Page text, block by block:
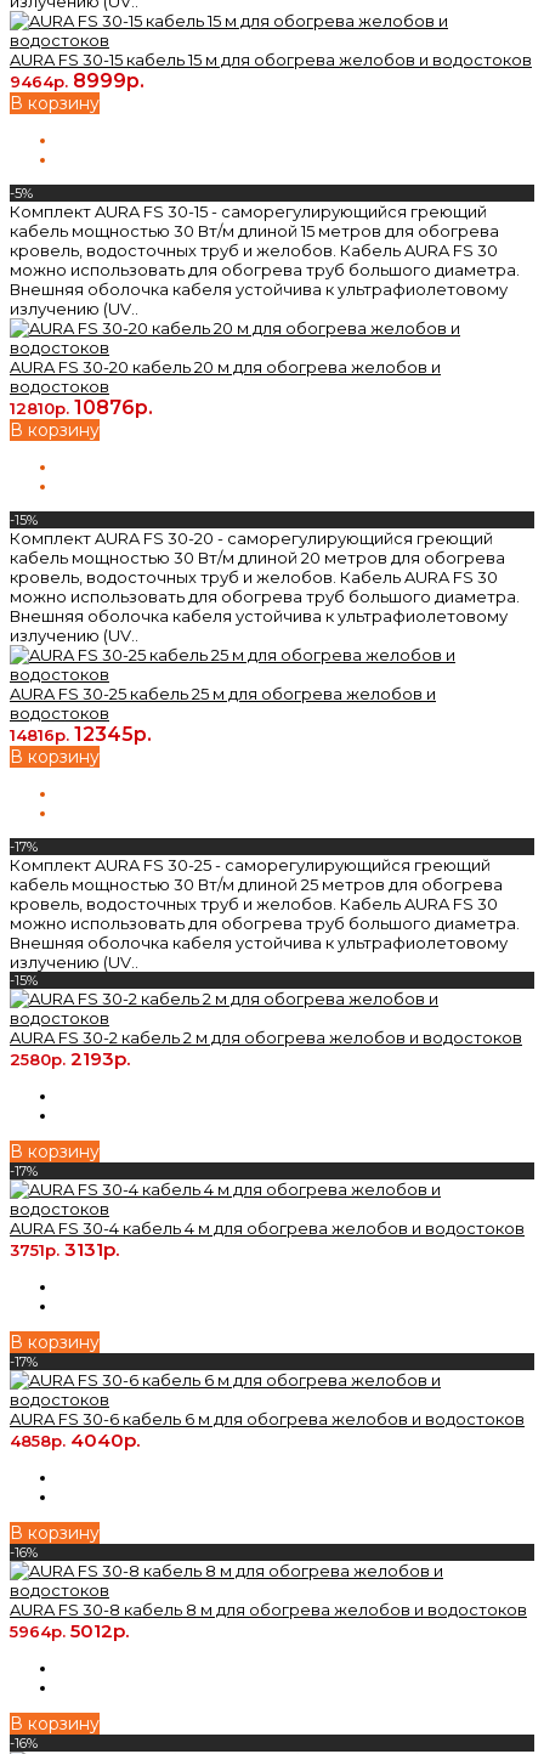
AURA FS 30-15 кабель 15 м для обогрева желобов и водостоков
9464р. 8999р.
В корзину
-5%
Комплект AURA FS 30-15 - саморегулирующийся греющий
кабель мощностью 30 Вт/м длиной 15 метров для обогрева
кровель, водосточных труб и желобов. Кабель AURA FS 30
можно использовать для обогрева труб большого диаметра.
Внешняя оболочка кабеля устойчива к ультрафиолетовому
излучению (UV..
AURA FS 30-20 кабель 20 м для обогрева желобов и
водостоков
12810р. 10876р.
В корзину
-15%
Комплект AURA FS 30-20 - саморегулирующийся греющий
кабель мощностью 30 Вт/м длиной 20 метров для обогрева
кровель, водосточных труб и желобов. Кабель AURA FS 30
можно использовать для обогрева труб большого диаметра.
Внешняя оболочка кабеля устойчива к ультрафиолетовому
излучению (UV..
AURA FS 30-25 кабель 25 м для обогрева желобов и
водостоков
14816р. 12345р.
В корзину
-17%
Комплект AURA FS 30-25 - саморегулирующийся греющий
кабель мощностью 30 Вт/м длиной 25 метров для обогрева
кровель, водосточных труб и желобов. Кабель AURA FS 30
можно использовать для обогрева труб большого диаметра.
Внешняя оболочка кабеля устойчива к ультрафиолетовому
излучению (UV..
-15%
AURA FS 30-2 кабель 2 м для обогрева желобов и водостоков
2580р. 2193р.
В корзину
-17%
AURA FS 30-4 кабель 4 м для обогрева желобов и водостоков
3751р. 3131р.
В корзину
-17%
AURA FS 30-6 кабель 6 м для обогрева желобов и водостоков
4858р. 4040р.
В корзину
-16%
AURA FS 30-8 кабель 8 м для обогрева желобов и водостоков
5964р. 5012р.
В корзину
-16%